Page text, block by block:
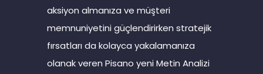
aksiyon almanıza ve müşteri
memnuniyetini güçlendirirken stratejik
fırsatları da kolayca yakalamanıza
olanak veren Pisano yeni Metin Analizi